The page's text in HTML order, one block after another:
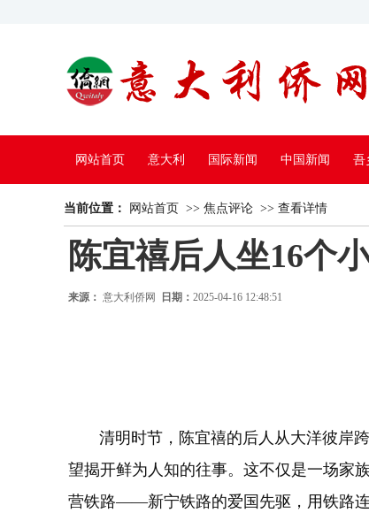
网站首页 意大利 国际新闻 中国新闻 吾
中国电视
当前位置： 网站首页 >> 焦点评论 >> 查看详情
陈宜禧后人坐16个
来源： 意大利侨网 日期： 2025-04-16 12:48:51
清明时节，陈宜禧的后人从大洋彼岸跨
望揭开鲜为人知的往事。这不仅是一场家
营铁路——新宁铁路的爱国先驱，用铁路连